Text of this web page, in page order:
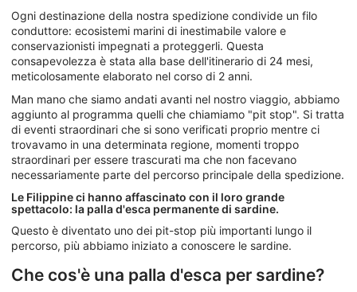
Ogni destinazione della nostra spedizione condivide un filo
conduttore: ecosistemi marini di inestimabile valore e
conservazionisti impegnati a proteggerli. Questa
consapevolezza è stata alla base dell'itinerario di 24 mesi,
meticolosamente elaborato nel corso di 2 anni.
Man mano che siamo andati avanti nel nostro viaggio, abbiamo
aggiunto al programma quelli che chiamiamo "pit stop". Si tratta
di eventi straordinari che si sono verificati proprio mentre ci
trovavamo in una determinata regione, momenti troppo
straordinari per essere trascurati ma che non facevano
necessariamente parte del percorso principale della spedizione.
Le Filippine ci hanno affascinato con il loro grande
spettacolo: la palla d'esca permanente di sardine.
Questo è diventato uno dei pit-stop più importanti lungo il
percorso, più abbiamo iniziato a conoscere le sardine.
Che cos'è una palla d'esca per sardine?